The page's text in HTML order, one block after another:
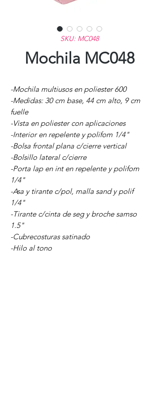
SKU: MC048
Mochila MC048
-Mochila multiusos en poliester 600
-Medidas: 30 cm base, 44 cm alto, 9 cm
fuelle
-Vista en poliester con aplicaciones
-Interior en repelente y polifom 1/4"
-Bolsa frontal plana c/cierre vertical
-Bolsillo lateral c/cierre
-Porta lap en int en repelente y polifom
1/4"
-Asa y tirante c/pol, malla sand y polif
1/4"
-Tirante c/cinta de seg y broche samso
1.5"
-Cubrecosturas satinado
-Hilo al tono